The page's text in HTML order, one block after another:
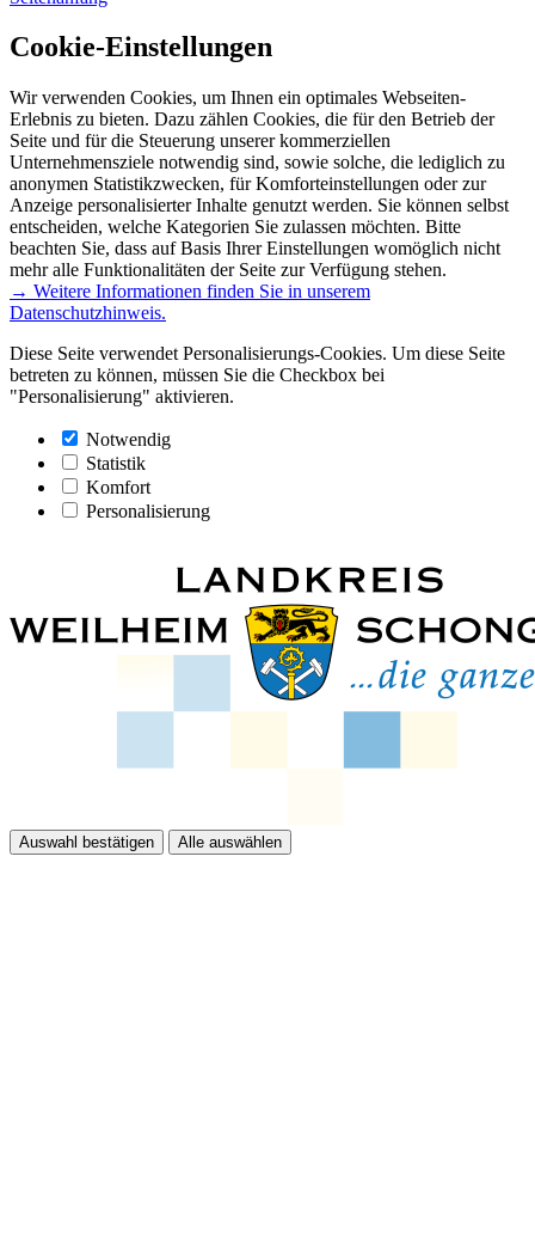
Cookie-Einstellungen
Wir verwenden Cookies, um Ihnen ein optimales Webseiten-
Erlebnis zu bieten. Dazu zählen Cookies, die für den Betrieb der
Seite und für die Steuerung unserer kommerziellen
Unternehmensziele notwendig sind, sowie solche, die lediglich zu
anonymen Statistikzwecken, für Komforteinstellungen oder zur
Anzeige personalisierter Inhalte genutzt werden. Sie können selbst
entscheiden, welche Kategorien Sie zulassen möchten. Bitte
beachten Sie, dass auf Basis Ihrer Einstellungen womöglich nicht
mehr alle Funktionalitäten der Seite zur Verfügung stehen.
→ Weitere Informationen finden Sie in unserem
Datenschutzhinweis.
Diese Seite verwendet Personalisierungs-Cookies. Um diese Seite
betreten zu können, müssen Sie die Checkbox bei
"Personalisierung" aktivieren.
Notwendig
Statistik
Komfort
Personalisierung
Auswahl bestätigen Alle auswählen